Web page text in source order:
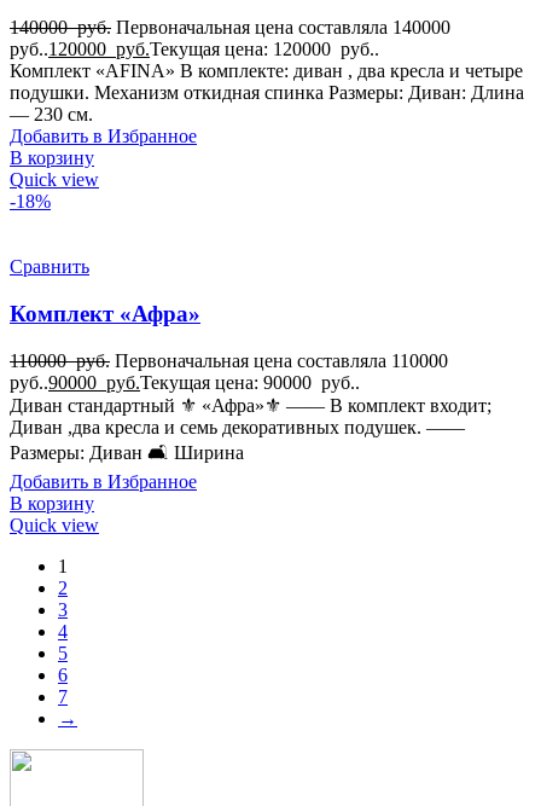
140000руб. Первоначальная цена составляла 140000
руб..120000 руб.Текущая цена: 120000 руб..
Комплект «AFINA» В комплекте: диван , два кресла и четыре
подушки. Механизм откидная спинка Размеры: Диван: Длина
— 230 см.
Добавить в Избранное
В корзину
Quick view
-18%
Сравнить
Комплект «Афра»
110000руб. Первоначальная цена составляла 110000
руб..90000 руб.Текущая цена: 90000 руб..
Диван стандартный ⚜️ «Афра»⚜️ —— В комплект входит;
Диван ,два кресла и семь декоративных подушек. ——
Размеры: Диван 🛋 Ширина
Добавить в Избранное
В корзину
Quick view
1
2
3
4
5
6
7
→